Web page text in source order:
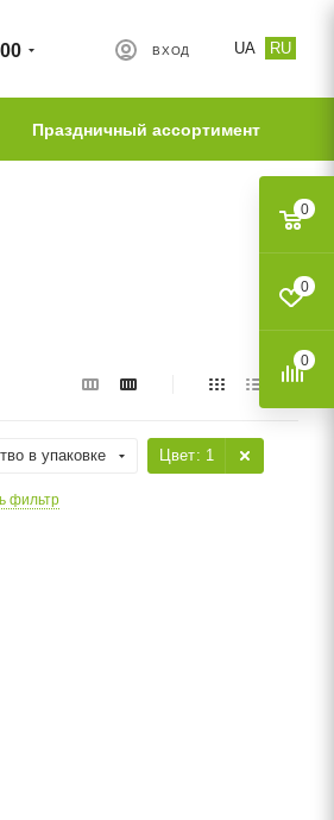
UA RU
ВХОД
Праздничный ассортимент
в упаковке Цвет: 1
фильтр
0
0
0